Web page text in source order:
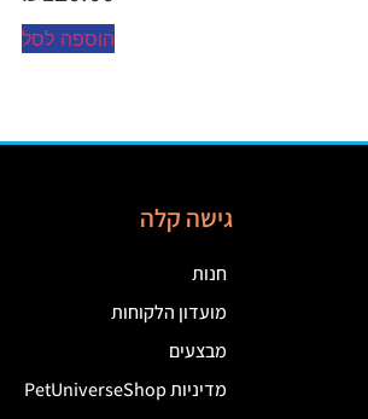
גישה קלה
חנות
מועדון הלקוחות
מבצעים
מדיניות PetUniverseShop